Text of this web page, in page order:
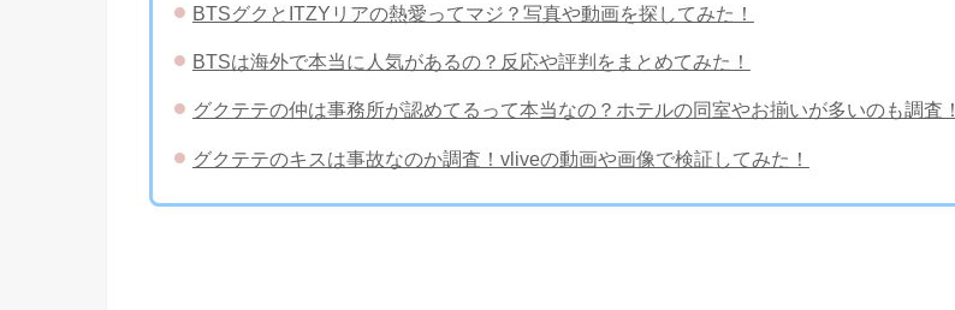
BTSグクとITZYリアの熱愛ってマジ？写真や動画を探してみた！
​BTSは海外で本当に人気があるの？反応や評判をまとめてみた！
グクテテの仲は事務所が認めてるって本当なの？ホテルの同室やお揃いが多いのも調査！
グクテテのキスは事故なのか調査！vliveの動画や画像で検証してみた！